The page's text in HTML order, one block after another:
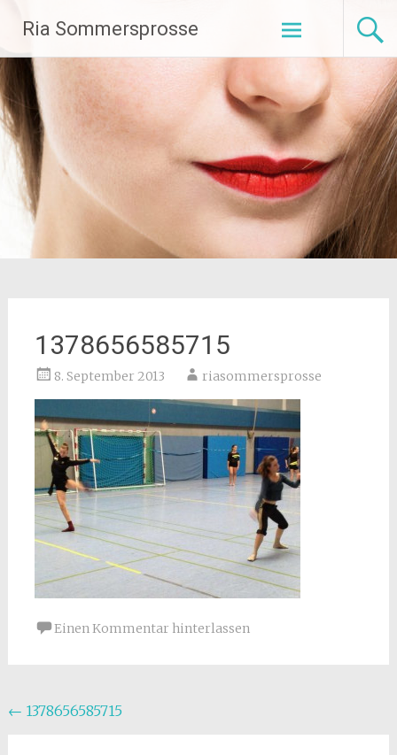
Inhalt
springen
Ria Sommersprosse
1378656585715
8. September 2013 riasommersprosse
Einen Kommentar hinterlassen
Beitragsnavigation
← 1378656585715